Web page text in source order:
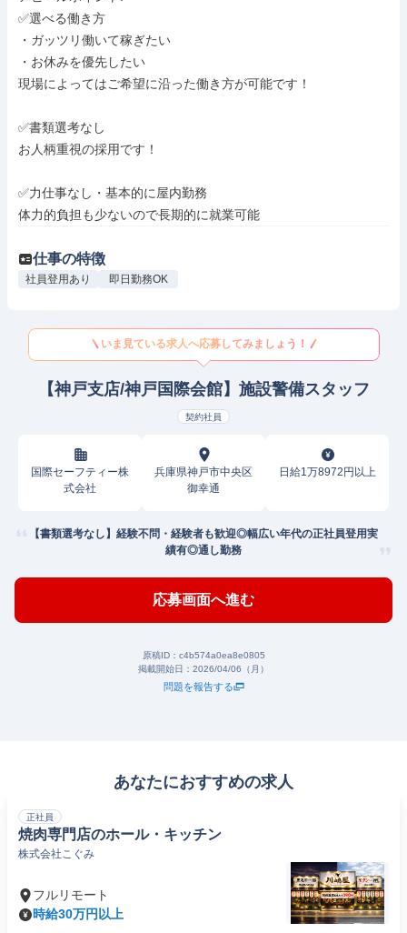
✅選べる働き方
・ガッツリ働いて稼ぎたい
・お休みを優先したい
現場によってはご希望に沿った働き方が可能です！
✅書類選考なし
お人柄重視の採用です！
✅力仕事なし・基本的に屋内勤務
体力的負担も少ないので長期的に就業可能
仕事の特徴
社員登用あり 即日勤務OK
いま見ている求人へ応募してみましょう！
【神戸支店/神戸国際会館】施設警備スタッフ
契約社員
国際セーフティー株
式会社
兵庫県神戸市中央区
御幸通
日給1万8972円以上
【書類選考なし】経験不問・経験者も歓迎◎幅広い年代の正社員登用実
績有◎通し勤務
応募画面へ進む
原稿ID： c4b574a0ea8e0805
掲載開始日： 2026/04/06（月）
問題を報告する
あなたにおすすめの求人
正社員
焼肉専門店のホール・キッチン
株式会社こぐみ
フルリモート
時給30万円以上